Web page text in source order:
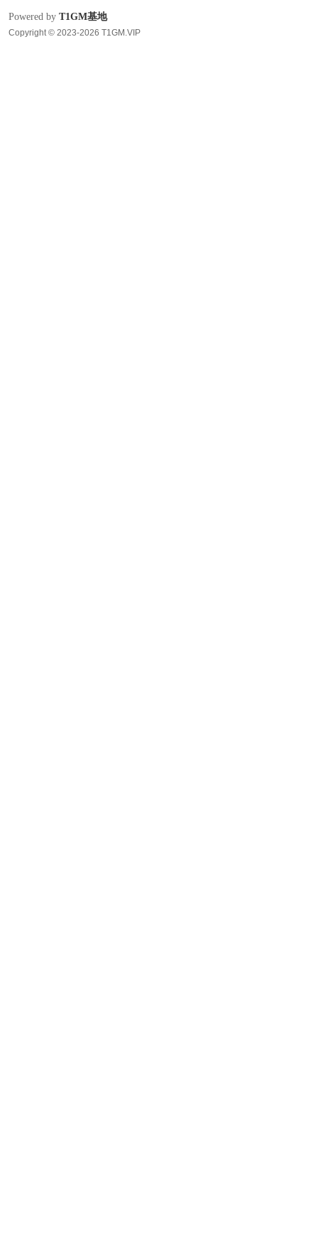
Powered by T1GM基地
Copyright © 2023-2026 T1GM.VIP